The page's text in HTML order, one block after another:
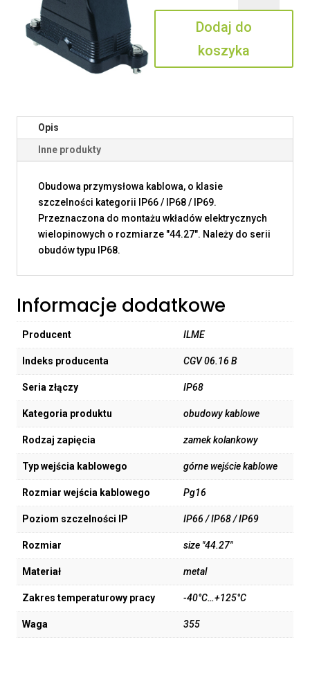
06.16
B
Dodaj do
koszyka
Opis
Inne produkty
Obudowa przymysłowa kablowa, o klasie
szczelności kategorii IP66 / IP68 / IP69.
Przeznaczona do montażu wkładów elektrycznych
wielopinowych o rozmiarze "44.27". Należy do serii
obudów typu IP68.
Informacje dodatkowe
Producent ILME
Indeks producenta CGV 06.16 B
Seria złączy IP68
Kategoria produktu obudowy kablowe
Rodzaj zapięcia zamek kolankowy
Typ wejścia kablowego górne wejście kablowe
Rozmiar wejścia kablowego Pg16
Poziom szczelności IP IP66 / IP68 / IP69
Rozmiar size "44.27"
Materiał metal
Zakres temperaturowy pracy -40°C…+125°C
Waga 355